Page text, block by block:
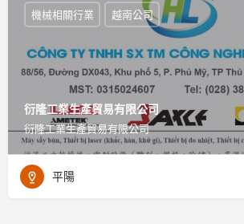
衍隆工業生產貿易有限公司
衍隆工業生產貿易有限公司
機械相關行業 越南公司
平陽